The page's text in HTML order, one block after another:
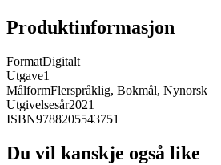
Produktinformasjon
FormatDigitalt
Utgave1
MålformFlerspråklig, Bokmål, Nynorsk
Utgivelsesår2021
ISBN9788205543751
Du vil kanskje også like